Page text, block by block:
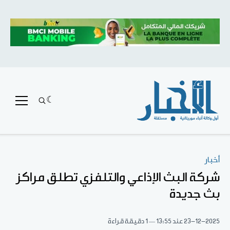
أخبار
شركة البث الإذاعي والتلفزي تطلق مراكز
بث جديدة
23-12-2025عند 13:55 1 دقيقة قراءة